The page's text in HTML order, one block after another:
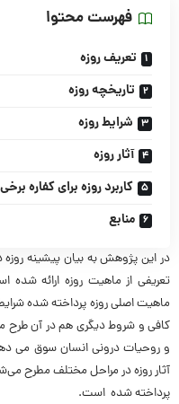
فهرست محتوا
تعریف روزه
تاریخچه روزه
شرایط روزه
آثار روزه
کاربرد روزه برای کفاره
منابع
در این پژوهش به بیان پیشینه
تعریفی از ماهیت روزه ارائه
ماهیت اصلی روزه پرداخته شده
کافی و شروط دیگری هم در آن طرح
و روحیات درونی انسان سوق می‌
آثار روزه در مراحل مختلف مطرح
پرداخته شده است.